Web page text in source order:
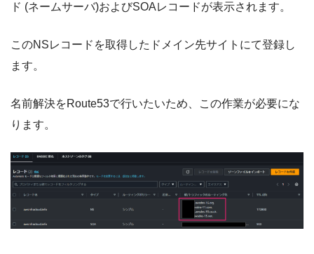
ド (ネームサーバ)およびSOAレコードが表示されます。
このNSレコードを取得したドメイン先サイトにて登録し
ます。
名前解決をRoute53で行いたいため、この作業が必要にな
ります。